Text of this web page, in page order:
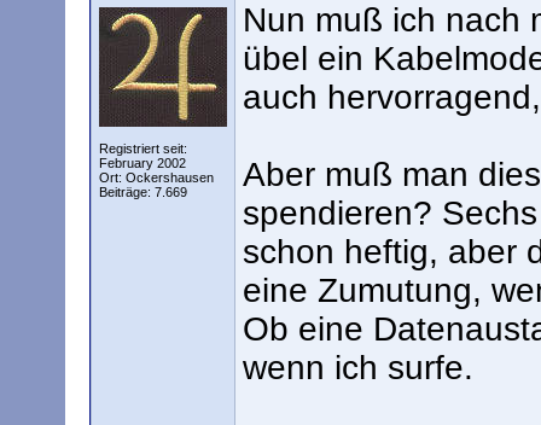
Registriert seit:
February 2002
Ort: Ockershausen
Beiträge: 7.669
Nun muß ich nach
übel ein
auch
Aber muß man
spendieren?
schon heftig, aber
eine Zumutung,
Ob eine
wenn ich surfe.